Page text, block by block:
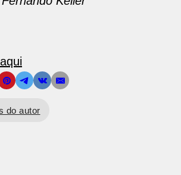
do autor